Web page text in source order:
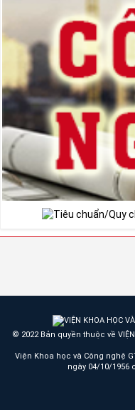
© 2022 Bản quyền thuộc về VIỆN
Viện Khoa học và Công nghệ
ngày 04/10/1956